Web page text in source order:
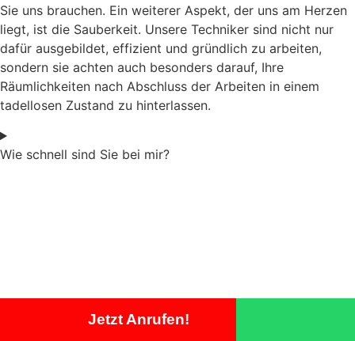
Sie uns brauchen. Ein weiterer Aspekt, der uns am Herzen
liegt, ist die Sauberkeit. Unsere Techniker sind nicht nur
dafür ausgebildet, effizient und gründlich zu arbeiten,
sondern sie achten auch besonders darauf, Ihre
Räumlichkeiten nach Abschluss der Arbeiten in einem
tadellosen Zustand zu hinterlassen.
Wie schnell sind Sie bei mir?
Jetzt Anrufen!